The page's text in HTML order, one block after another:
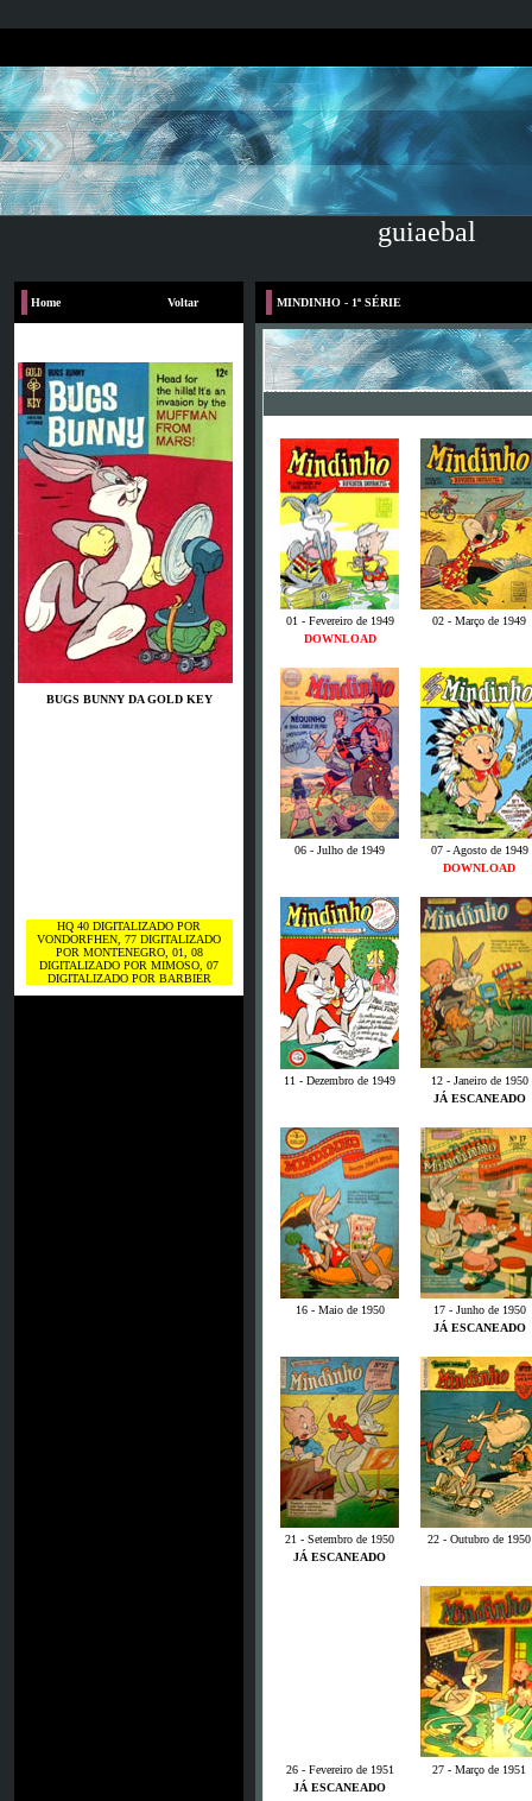
guiaebal
Home Voltar
BUGS BUNNY DA GOLD KEY
HQ 40 DIGITALIZADO POR
VONDORFHEN, 77 DIGITALIZADO
POR MONTENEGRO, 01, 08
DIGITALIZADO POR MIMOSO, 07
DIGITALIZADO POR BARBIER
MINDINHO - 1ª SÉRIE
01 - Fevereiro de 1949
02 - Março de 1949
DOWNLOAD
06 - Julho de 1949
07 - Agosto de 1949
DOWNLOAD
11 - Dezembro de 1949
12 - Janeiro de 1950
JÁ ESCANEADO
16 - Maio de 1950
17 - Junho de 1950
JÁ ESCANEADO
21 - Setembro de 1950
22 - Outubro de 1950
JÁ ESCANEADO
26 - Fevereiro de 1951
27 - Março de 1951
JÁ ESCANEADO